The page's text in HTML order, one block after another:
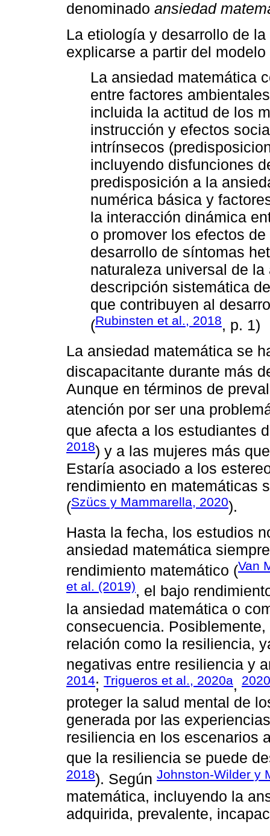
denominado ansiedad
La etiología y desarrollo de
explicarse a partir del
La ansiedad matemática
entre factores
incluida la actitud de los
instrucción y efectos
intrínsecos
incluyendo disfunciones
predisposición a la
numérica básica y
la interacción dinámica
o promover los efectos
desarrollo de síntomas
naturaleza universal de
descripción sistemática
que contribuyen al
(Rubinsten et al., 2018, p. 1)
La ansiedad matemática se
discapacitante durante más
Aunque en términos de
atención por ser una
que afecta a los estudiantes
2018) y a las mujeres más
Estaría asociado a los
rendimiento en matemáticas
(Szücs y Mammarella, 2020).
Hasta la fecha, los estudios
ansiedad matemática
rendimiento matemático (Van
et al. (2019), el bajo
la ansiedad matemática o
consecuencia.
relación como la resiliencia,
negativas entre resiliencia y
2014; Trigueros et al., 2020a,
proteger la salud mental de
generada por las
resiliencia en los escenarios
que la resiliencia se puede
2018). Según Johnston-Wilder y
matemática, incluyendo la
adquirida, prevalente,